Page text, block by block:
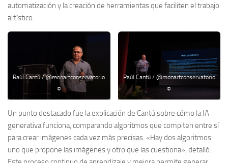
automatización y la creación de herramientas que faciliten el trabajo
artístico.
Raúl Cantú / @monartconservatorio
©
Raúl Cantú / @monartconservatorio
©
Un punto destacado fue la explicación de Cantú sobre cómo la IA
generativa funciona, comparando algoritmos que compiten entre sí
para crear imágenes cada vez más precisas. «Hay dos algoritmos:
uno que propone las imágenes y otro que las cuestiona», detalló.